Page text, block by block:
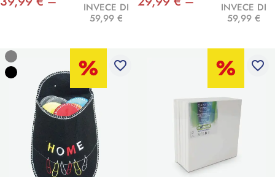
INVECE DI
59,99 €
INVECE DI
59,99 €
favorite_border favorite_border